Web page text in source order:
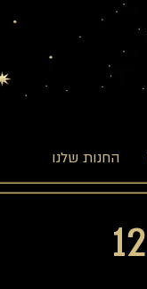
החנות שלנו